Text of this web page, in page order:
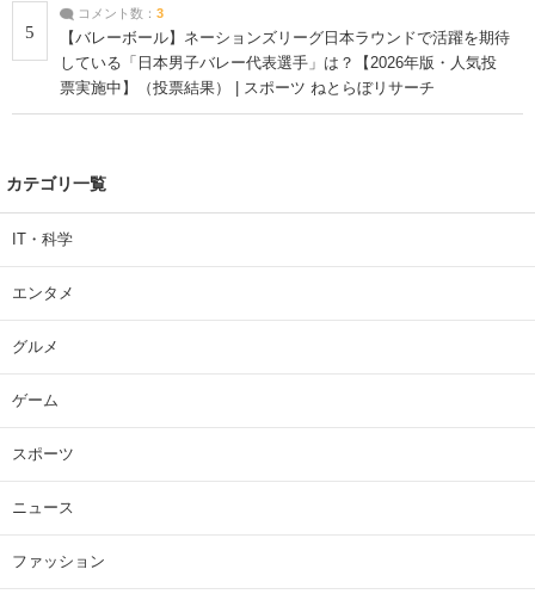
5
コメント数： 3
【バレーボール】ネーションズリーグ日本ラウンドで活躍を期待
している「日本男子バレー代表選手」は？【2026年版・人気投
票実施中】（投票結果） | スポーツ ねとらぼリサーチ
カテゴリ一覧
IT・科学
エンタメ
グルメ
ゲーム
スポーツ
ニュース
ファッション